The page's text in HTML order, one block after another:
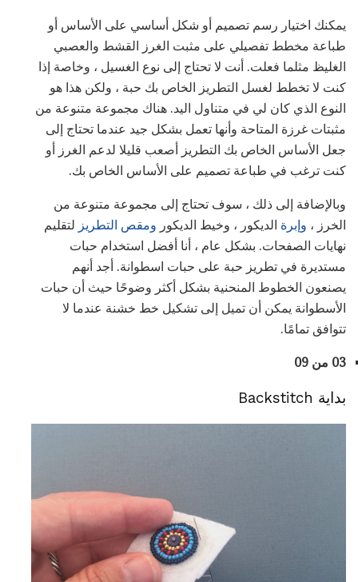
يمكنك اختيار رسم تصميم أو شكل أساسي على الأساس أو
طباعة مخطط تفصيلي على مثبت الغرز القشط والعصبي
الغليظ مثلما فعلت. أنت لا تحتاج إلى نوع الغسيل ، وخاصة إذا
كنت لا تخطط لغسل التطريز الخاص بك حبة ، ولكن هذا هو
النوع الذي كان لي في متناول اليد. هناك مجموعة متنوعة من
مثبتات غرزة المتاحة وأنها تعمل بشكل جيد عندما تحتاج إلى
جعل الأساس الخاص بك التطريز أصعب قليلا لدعم الغرز أو
كنت ترغب في طباعة تصميم على الأساس الخاص بك.
وبالإضافة إلى ذلك ، سوف تحتاج إلى مجموعة متنوعة من
الخرز ، وإبرة الديكور ، وخيط الديكور ومقص التطريز لتقليم
نهايات الصفحات. بشكل عام ، أنا أفضل استخدام حبات
مستديرة في تطريز حبة على حبات اسطوانة. أجد أنهم
يصنعون الخطوط المنحنية بشكل أكثر وضوحًا حيث أن حبات
الأسطوانة يمكن أن تميل إلى تشكيل خط خشنة عندما لا
تتوافق تمامًا.
03 من 09
بداية Backstitch